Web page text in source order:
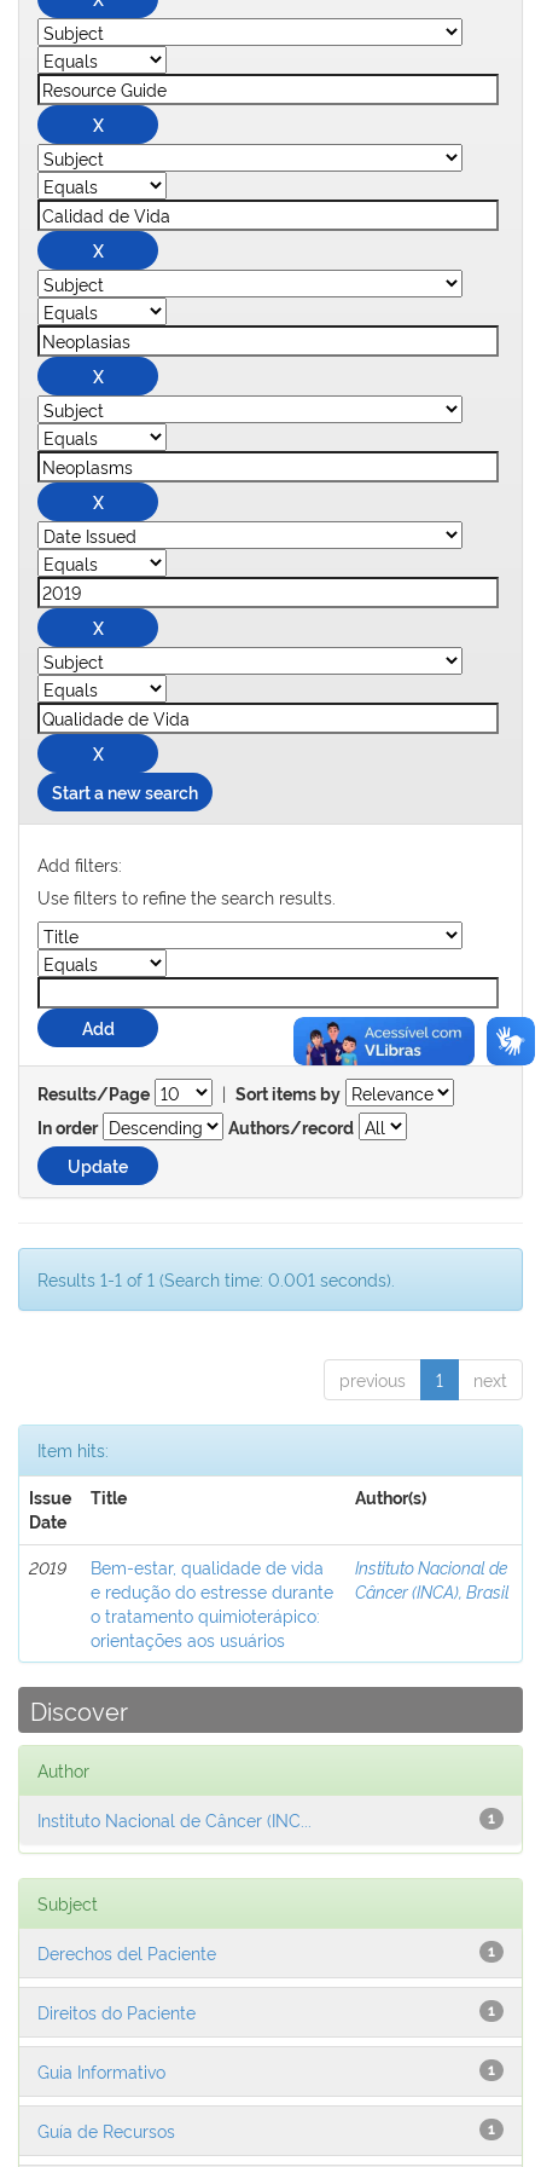
Start a new search
Add filters:
Use filters to refine the search results.
Results/Page | Sort items by
In order
Authors/record
Results 1-1 of 1 (Search time: 0.001 seconds).
previous 1 next
Item hits:
Issue
Date
Title Author(s)
2019
Bem-estar, qualidade de vida
e redução do estresse durante
o tratamento quimioterápico:
orientações aos usuários
Instituto Nacional de
Câncer (INCA), Brasil
Discover
Author
1
Instituto Nacional de Câncer (INC...
Subject
1
Derechos del Paciente
1
Direitos do Paciente
1
Guia Informativo
1
Guía de Recursos